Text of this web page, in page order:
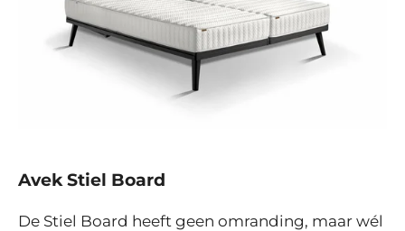
Avek Stiel Board
De Stiel Board heeft geen omranding, maar wél